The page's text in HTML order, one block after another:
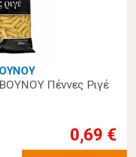
Πέννες Ριγέ
0,69 €